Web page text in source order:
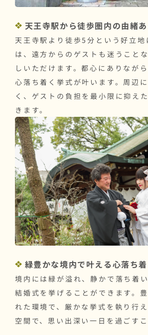
天王寺駅から徒歩圏内の由緒
天王寺駅より徒歩5分という好立地
は、遠方からのゲストも迷うこと
しいただけます。都心にありなが
心落ち着く挙式が叶います。周辺
く、ゲストの負担を最小限に抑え
きます。
緑豊かな境内で叶える心落ち
境内には緑が溢れ、静かで落ち着
結婚式を挙げることができます。
れた環境で、厳かな挙式を執り行
空間で、思い出深い一日を過ごすこ